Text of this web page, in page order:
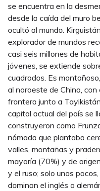
se encuentra en la
desde la caída del muro
ocultó al mundo.
explorador de mundos
casi seis millones de
jóvenes, se extiende
cuadrados. Es
al noroeste de China,
frontera junto a
capital actual del país se
construyeron como
nómada que plantaba
valles, montañas y
mayoría (70%) y de
y el ruso; solo unos
dominan el inglés o